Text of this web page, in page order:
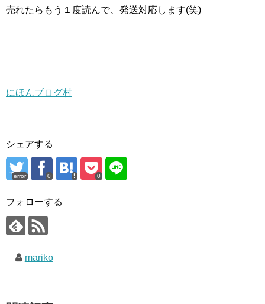
売れたらもう１度読んで、発送対応します(笑)
にほんブログ村
シェアする
error 0 0
フォローする
mariko